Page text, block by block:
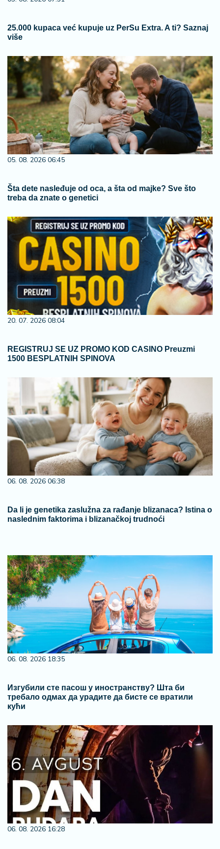
25.000 kupaca već kupuje uz PerSu Extra. A ti? Saznaj
više
05. 08. 2026 06:45
Šta dete nasleđuje od oca, a šta od majke? Sve što
treba da znate o genetici
20. 07. 2026 08:04
REGISTRUJ SE UZ PROMO KOD CASINO Preuzmi
1500 BESPLATNIH SPINOVA
06. 08. 2026 06:38
Da li je genetika zaslužna za rađanje blizanaca? Istina o
naslednim faktorima i blizanačkoj trudnoći
06. 08. 2026 18:35
Изгубили сте пасош у иностранству? Шта би
требало одмах да урадите да бисте се вратили
кући
06. 08. 2026 16:28